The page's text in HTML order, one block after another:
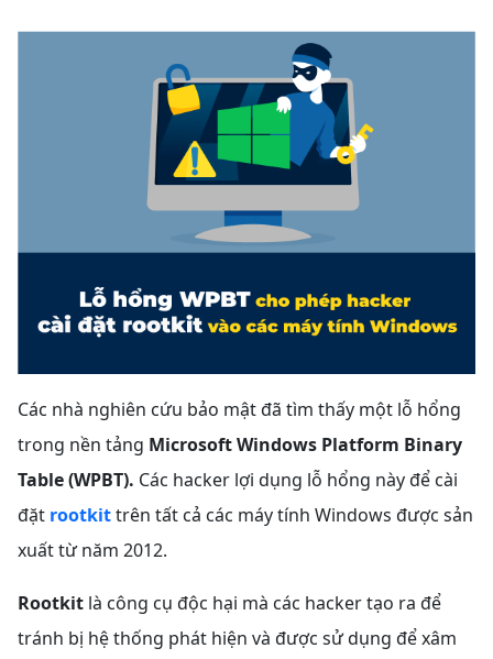
Các nhà nghiên cứu bảo mật đã tìm thấy một lỗ hổng
trong nền tảng Microsoft Windows Platform Binary
Table (WPBT). Các hacker lợi dụng lỗ hổng này để cài
đặt rootkittrên tất cả các máy tính Windows được sản
xuất từ năm 2012.
Rootkit là công cụ độc hại mà các hacker tạo ra để
tránh bị hệ thống phát hiện và được sử dụng để xâm